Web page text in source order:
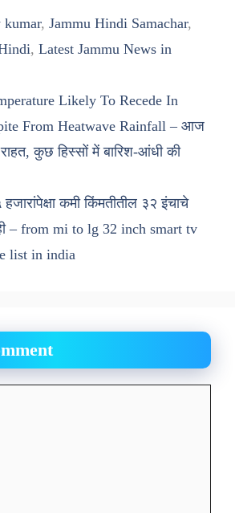
, Jammu Hindi Samachar,
, Latest Jammu News in
Likely To Recede In
From Heatwave Rainfall – आज
कुछ हिस्सों में बारिश-आंधी की
कमी किंमतीतील ३२ इंचाचे
– from mi to lg 32 inch smart tv
list in india